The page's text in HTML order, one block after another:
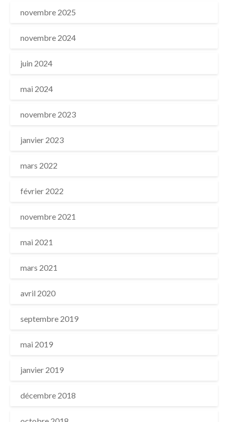
novembre 2025
novembre 2024
juin 2024
mai 2024
novembre 2023
janvier 2023
mars 2022
février 2022
novembre 2021
mai 2021
mars 2021
avril 2020
septembre 2019
mai 2019
janvier 2019
décembre 2018